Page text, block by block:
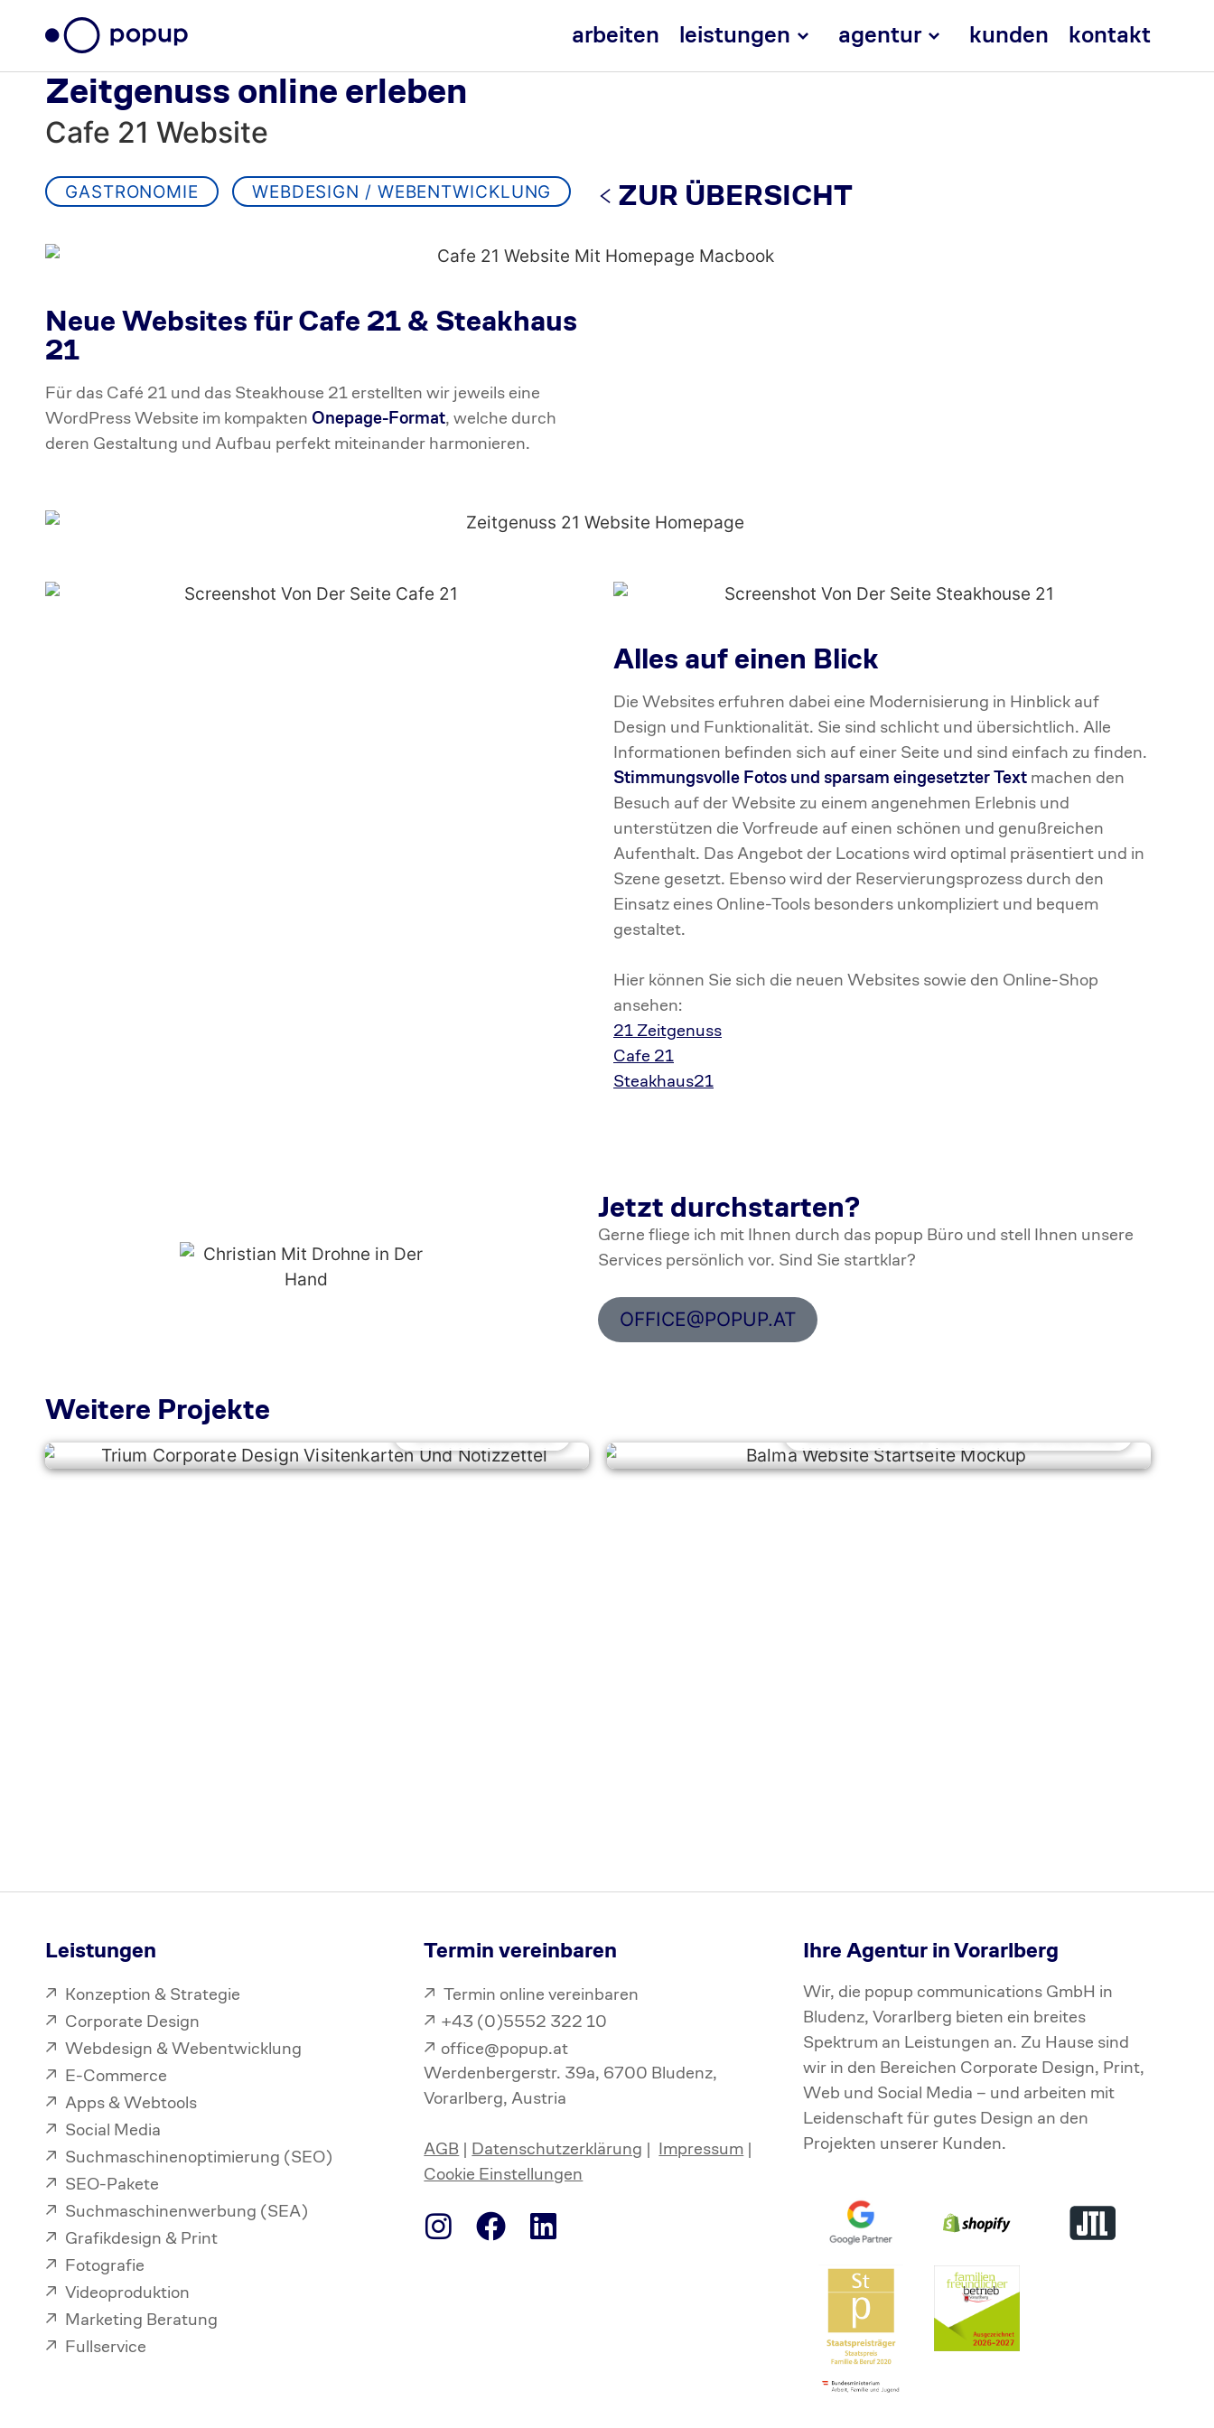
arbeiten leistungen agentur kunden kontakt
Zeitgenuss online erleben
Cafe 21 Website
GASTRONOMIE WEBDESIGN / WEBENTWICKLUNG ZUR ÜBERSICHT
Neue Websites für Cafe 21 & Steakhaus
21
Für das Café 21 und das Steakhouse 21 erstellten wir jeweils eine
WordPress Website im kompakten Onepage-Format, welche durch
deren Gestaltung und Aufbau perfekt miteinander harmonieren.
Alles auf einen Blick
Die Websites erfuhren dabei eine Modernisierung in Hinblick auf
Design und Funktionalität. Sie sind schlicht und übersichtlich. Alle
Informationen befinden sich auf einer Seite und sind einfach zu finden.
Stimmungsvolle Fotos und sparsam eingesetzter Text machen den
Besuch auf der Website zu einem angenehmen Erlebnis und
unterstützen die Vorfreude auf einen schönen und genußreichen
Aufenthalt. Das Angebot der Locations wird optimal präsentiert und in
Szene gesetzt. Ebenso wird der Reservierungsprozess durch den
Einsatz eines Online-Tools besonders unkompliziert und bequem
gestaltet.
Hier können Sie sich die neuen Websites sowie den Online-Shop
ansehen:
21 Zeitgenuss
Cafe 21
Steakhaus21
Jetzt durchstarten?
Gerne fliege ich mit Ihnen durch das popup Büro und stell Ihnen unsere
Services persönlich vor. Sind Sie startklar?
OFFICE@POPUP.AT
Weitere Projekte
Leistungen
Konzeption & Strategie
Corporate Design
Webdesign & Webentwicklung
E-Commerce
Apps & Webtools
Social Media
Suchmaschinenoptimierung (SEO)
SEO-Pakete
Suchmaschinenwerbung (SEA)
Grafikdesign & Print
Fotografie
Videoproduktion
Marketing Beratung
Fullservice
Termin vereinbaren
Termin online vereinbaren
+43 (0)5552 322 10
office@popup.at
Werdenbergerstr. 39a, 6700 Bludenz,
Vorarlberg, Austria
AGB | Datenschutzerklärung | Impressum |
Cookie Einstellungen
Ihre Agentur in Vorarlberg
Wir, die popup communications GmbH in
Bludenz, Vorarlberg bieten ein breites
Spektrum an Leistungen an. Zu Hause sind
wir in den Bereichen Corporate Design, Print,
Web und Social Media – und arbeiten mit
Leidenschaft für gutes Design an den
Projekten unserer Kunden.